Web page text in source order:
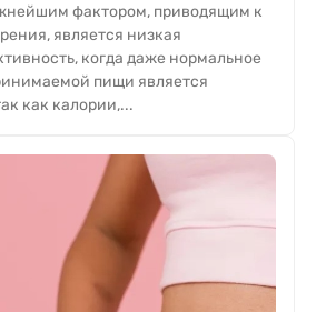
фактором, приводящим к
является низкая
когда даже нормальное
пищи является
как калории,...